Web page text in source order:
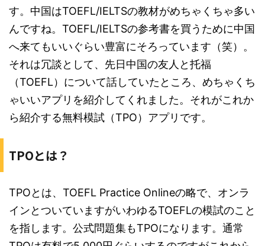
す。中国はTOEFL/IELTSの教材がめちゃくちゃ多い
んですね。TOEFL/IELTSの参考書を買うために中国
へ来てもいいぐらい豊富にそろっています（笑）。
それは冗談として、先日中国の友人と托福
（TOEFL）について話していたところ、めちゃくち
ゃいいアプリを紹介してくれました。それがこれか
ら紹介する無料模試（TPO）アプリです。
TPOとは？
TPOとは、TOEFL Practice Onlineの略で、オンラ
インとついていますがいわゆるTOEFLの模試のこと
を指します。公式問題集もTPOになります。通常